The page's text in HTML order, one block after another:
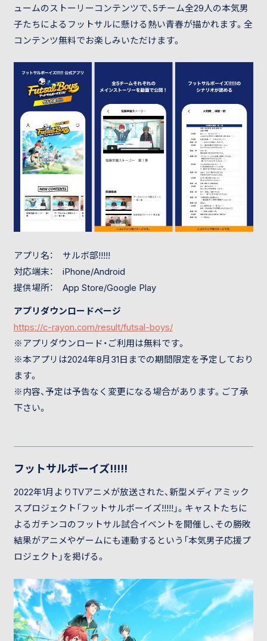
ュームのストーリーコンテンツで、5チーム全29人の本気男
子たちによるフットサルに懸ける熱い青春が描かれます。全
コンテンツ無料でお楽しみいただけます。
アプリ名： サルボ部!!!!!
対応端末： iPhone/Android
提供場所： App Store/Google Play
アプリダウンロードページ
https://c-rayon.com/result/futsal-boys/
※アプリダウンロード・ご利用は無料です。
※本アプリは2024年8月31日までの期間限定を予定しており
ます。
※内容、予定は予告なく変更になる場合があります。ご了承
下さい。
フットサルボーイズ!!!!!
2022年1月よりTVアニメが放送された、新型メディアミック
スプロジェクト「フットサルボーイズ!!!!!」。キャストたちに
よるガチンコのフットサル試合イベントを開催し、その勝敗
結果がアニメやゲームにも連動するという「本気男子応援プ
ロジェクト」を掲げる。